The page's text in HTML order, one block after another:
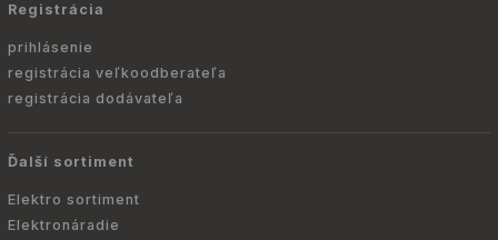
Registrácia
prihlásenie
registrácia veľkoodberateľa
registrácia dodávateľa
Ďalší sortiment
Elektro sortiment
Elektronáradie